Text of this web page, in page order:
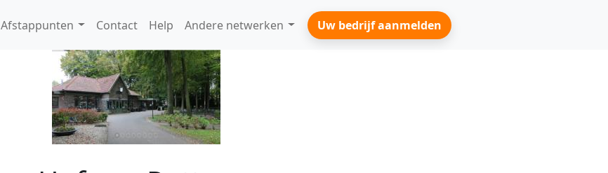
Afstappunten Contact Help Andere netwerken Uw bedrijf aanmelden